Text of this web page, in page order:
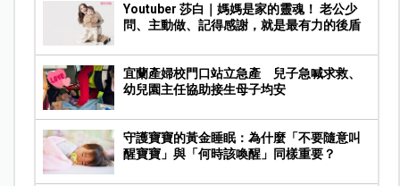
Youtuber 莎白｜媽媽是家的靈魂！ 老公少
問、主動做、記得感謝，就是最有力的後盾
宜蘭產婦校門口站立急產 兒子急喊求救、
幼兒園主任協助接生母子均安
守護寶寶的黃金睡眠：為什麼「不要隨意叫
醒寶寶」與「何時該喚醒」同樣重要？